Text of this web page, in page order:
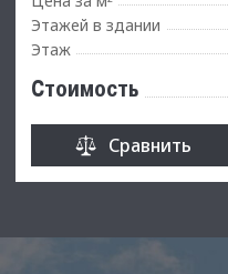
Этажей в здании
Этаж
Стоимость
Сравнить